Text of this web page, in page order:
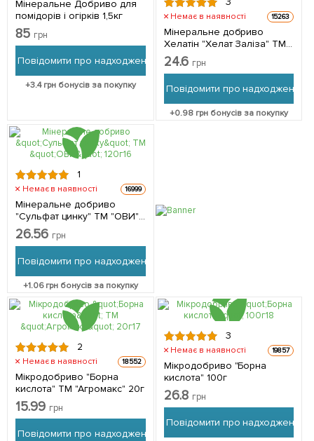
Мінеральне Добриво для
помідорів і огірків 1,5кг
85 грн
Повідомити про надходження
+3.4грн бонусів за покупку
Немає в наявності 15263
Мінеральне добриво
Хелатін "Хелат Заліза" ТМ
"Кішонський" 50мл
24.6 грн
Повідомити про надходження
+0.98 грн бонусів за покупку
1
Немає в наявності 16999
Мінеральне добриво
"Сульфат цинку" ТМ "ОВИ"
120г
26.56 грн
Повідомити про надходження
+1.06грн бонусів за покупку
2
Немає в наявності 18552
Мікродобриво "Борна
кислота" ТМ "Агромакс" 20г
15.99 грн
Повідомити про надходження
3
Немає в наявності 19857
Мікродобриво "Борна
кислота" 100г
26.8 грн
Повідомити про надходження